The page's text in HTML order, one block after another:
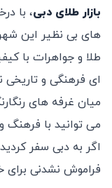
بازار طلای دبی، با
‌های بی‌ نظیر این شهر
طلا و جواهرات با
‌ای فرهنگی و تاریخی
میان غرفه‌ های
می ‌توانید با
اگر به دبی سفر
فراموش ‌نشدنی برای